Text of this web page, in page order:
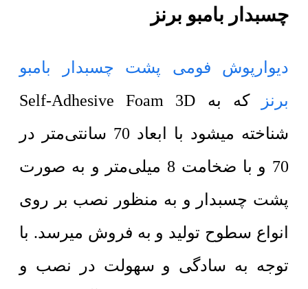
چسبدار بامبو برنز
دیوارپوش فومی پشت چسبدار بامبو
برنز
که به Self-Adhesive Foam 3D
شناخته میشود با ابعاد 70 سانتی‌متر در
70 و با ضخامت 8 میلی‌متر و به صورت
پشت چسبدار و به منظور نصب بر روی
انواع سطوح تولید و به فروش میرسد. با
توجه به سادگی و سهولت در نصب و